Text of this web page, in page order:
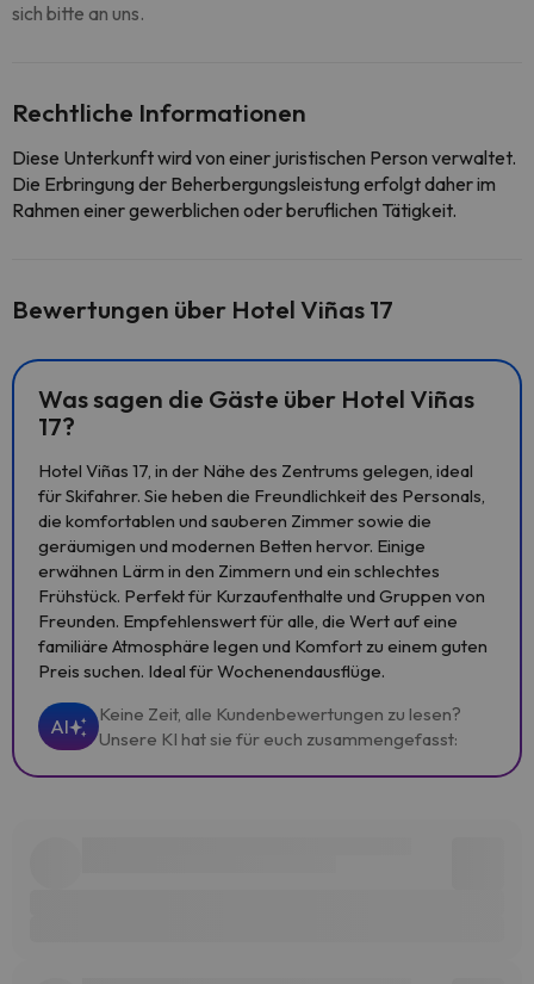
sich bitte an uns.
Rechtliche Informationen
Diese Unterkunft wird von einer juristischen Person verwaltet.
Die Erbringung der Beherbergungsleistung erfolgt daher im
Rahmen einer gewerblichen oder beruflichen Tätigkeit.
Bewertungen über Hotel Viñas 17
Was sagen die Gäste über Hotel Viñas
17?
Hotel Viñas 17, in der Nähe des Zentrums gelegen, ideal
für Skifahrer. Sie heben die Freundlichkeit des Personals,
die komfortablen und sauberen Zimmer sowie die
geräumigen und modernen Betten hervor. Einige
erwähnen Lärm in den Zimmern und ein schlechtes
Frühstück. Perfekt für Kurzaufenthalte und Gruppen von
Freunden. Empfehlenswert für alle, die Wert auf eine
familiäre Atmosphäre legen und Komfort zu einem guten
Preis suchen. Ideal für Wochenendausflüge.
AI
Keine Zeit, alle Kundenbewertungen zu lesen?
Unsere KI hat sie für euch zusammengefasst: